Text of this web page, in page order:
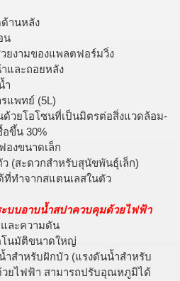
านหลัง
น
ยงามของแพลตฟอร์มวิ่ง
และถอยหลัง
ำ
แพทย์ (5L)
วยโอโซนที่เป็นมิตรต่อสิ่งแวดล้อม-
อขึ้น 30%
งขนาดเล็ก
(สะดวกสำหรับสุนัขพันธุ์เล็ก)
ทำจากสแตนเลสในตัว
ะบบอาบน้ำสปาควบคุมด้วยไฟฟ้า
ละความดัน
โนมัติขนาดใหญ่
สำหรับฝักบัว (แรงดันน้ำสำหรับ
ยไฟฟ้า สามารถปรับอุณหภูมิได้